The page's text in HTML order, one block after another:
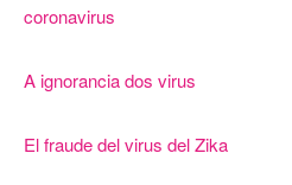
coronavirus
A ignorancia dos virus
El fraude del virus del Zika